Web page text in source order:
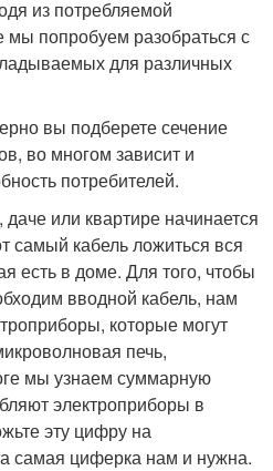
из потребляемой
попробуем разобраться с
для различных
вы подберете сечение
во многом зависит и
потребителей.
или квартире начинается
самый кабель ложиться вся
есть в доме. Для того, чтобы
вводной кабель, нам
которые могут
печь,
мы узнаем суммарную
электроприборы в
эту цифру на
самая циферка нам и нужна.